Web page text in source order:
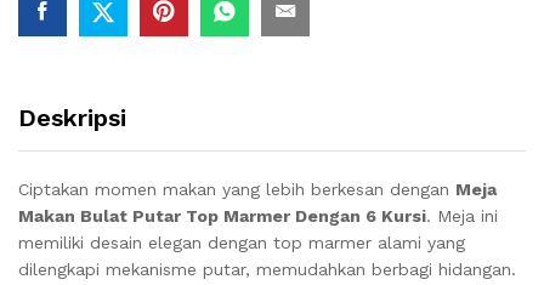
Deskripsi
Ciptakan momen makan yang lebih berkesan dengan Meja
Makan Bulat Putar Top Marmer Dengan 6 Kursi. Meja ini
memiliki desain elegan dengan top marmer alami yang
dilengkapi mekanisme putar, memudahkan berbagi hidangan.